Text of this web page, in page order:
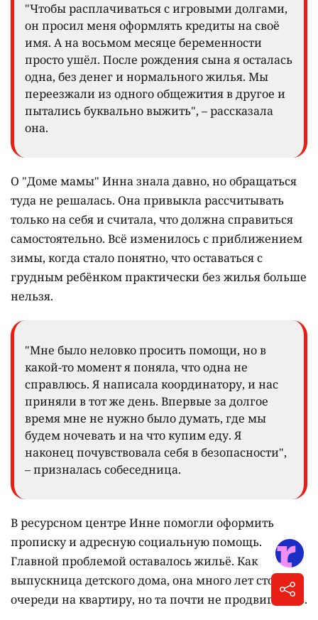
"Чтобы расплачиваться с игровыми долгами,
он просил меня оформлять кредиты на своё
имя. А на восьмом месяце беременности
просто ушёл. После рождения сына я осталась
одна, без денег и нормального жилья. Мы
переезжали из одного общежития в другое и
пытались буквально выжить", – рассказала
она.
О "Доме мамы" Инна знала давно, но обращаться
туда не решалась. Она привыкла рассчитывать
только на себя и считала, что должна справиться
самостоятельно. Всё изменилось с приближением
зимы, когда стало понятно, что оставаться с
грудным ребёнком практически без жилья больше
нельзя.
"Мне было неловко просить помощи, но в
какой-то момент я поняла, что одна не
справлюсь. Я написала координатору, и нас
приняли в тот же день. Впервые за долгое
время мне не нужно было думать, где мы
будем ночевать и на что купим еду. Я
наконец почувствовала себя в безопасности",
– призналась собеседница.
В ресурсном центре Инне помогли оформить
прописку и адресную социальную помощь.
Главной проблемой оставалось жильё. Как
выпускница детского дома, она много лет стояла в
очереди на квартиру, но та почти не продвигалась.